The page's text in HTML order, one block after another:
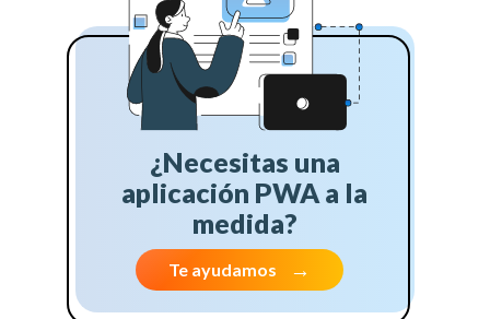
¿Necesitas una
aplicación PWA a la
medida?
Te ayudamos